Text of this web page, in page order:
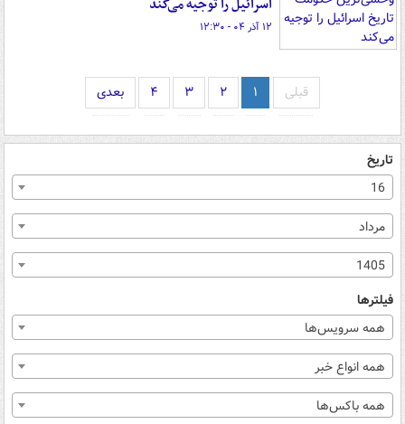
۱۲ آذر ۰۴ - ۱۲:۳۰
قبلی ۱ ۲ ۳ ۴ بعدی
تاریخ
16
مرداد
1405
فیلترها
همه سرویس‌ها
همه انواع خبر
همه باکس‌ها